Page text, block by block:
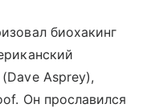
биохакинг
(Dave Asprey),
Он прославился